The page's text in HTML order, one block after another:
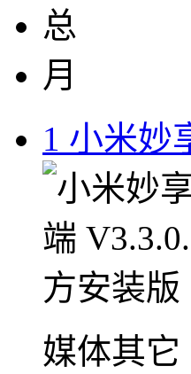
总
月
1 小米妙
媒体其它